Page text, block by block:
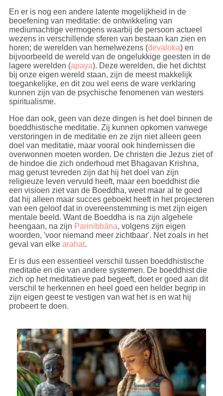
En er is nog een andere latente mogelijkheid in de
beoefening van meditatie: de ontwikkeling van
mediumachtige vermogens waarbij de persoon actueel
wezens in verschillende sferen van bestaan kan zien en
horen; de werelden van hemelwezens (devaloka) en
bijvoorbeeld de wereld van de ongelukkige geesten in de
lagere werelden (apaya). Deze werelden, die het dichtst
bij onze eigen wereld staan, zijn de meest makkelijk
toegankelijke, en dit zou wel eens de ware verklaring
kunnen zijn van de psychische fenomenen van westers
spiritualisme.
Hoe dan ook, geen van deze dingen is het doel binnen de
boeddhistische meditatie. Zij kunnen opkomen vanwege
verstoringen in de meditatie en ze zijn niet alleen geen
doel van meditatie, maar vooral ook hindernissen die
overwonnen moeten worden. De christen die Jezus ziet of
de hindoe die zich onderhoud met Bhagavan Krishna,
mag gerust tevreden zijn dat hij het doel van zijn
religieuze leven vervuld heeft, maar een boeddhist die
een visioen ziet van de Boeddha, weet maar al te goed
dat hij alleen maar succes geboekt heeft in het projecteren
van een geloof dat in overeenstemming is met zijn eigen
mentale beeld. Want de Boeddha is na zijn algehele
heengaan, na zijn Parinibbāna, volgens zijn eigen
woorden, 'voor niemand meer zichtbaar'. Net zoals in het
geval van elke arahat.
Er is dus een essentieel verschil tussen boeddhistische
meditatie en die van andere systemen. De boeddhist die
zich op het meditatieve pad begeeft, doet er goed aan dit
verschil te herkennen en heel goed een helder begrip in
zijn eigen geest te vestigen van wat het is en wat hij
probeert te doen.